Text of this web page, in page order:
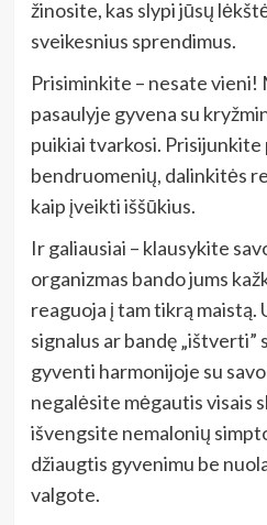
žinosite, kas slypi jūsų
sveikesnius sprendimus.
Prisiminkite – nesate vieni!
pasaulyje gyvena su
puikiai tvarkosi.
bendruomenių, dalinkitės
kaip įveikti iššūkius.
Ir galiausiai – klausykite
organizmas bando jums
reaguoja į tam tikrą maistą.
signalus ar bandę „ištverti”
gyventi harmonijoje su
negalėsite mėgautis visais
išvengsite nemalonių
džiaugtis gyvenimu be
valgote.